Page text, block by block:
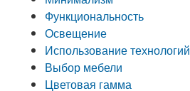
Функциональность
Освещение
Использование технологий
Выбор мебели
Цветовая гамма